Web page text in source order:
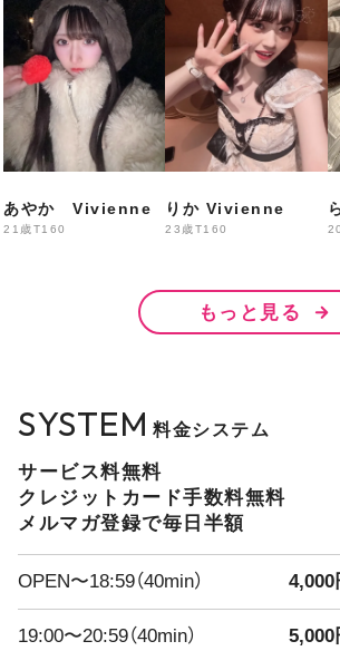
の
19:00〜
なぎ・あいな・
ちさき・みに・
えりか・はる・
21:00〜
あいら・
あやか
出勤予定
えな・みく
あやか Vivienne
21歳T160
りか Vivienne
23歳T160
もっと見る
SYSTEM 料金システム
サービス料無料
クレジットカード手数料無料
メルマガ登録で毎日半額
OPEN〜18:59（40min） 4,000
19:00〜20:59（40min） 5,000